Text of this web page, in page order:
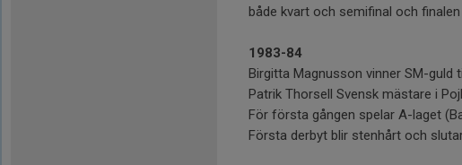
både kvart och semifinal och
1983-84
Birgitta Magnusson vinner SM-guld
Patrik Thorsell Svensk mästare i
För första gången spelar A-laget
Första derbyt blir stenhårt och